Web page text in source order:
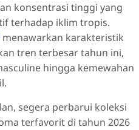
konsentrasi tinggi yang
terhadap iklim tropis.
menawarkan karakteristik
tren terbesar tahun ini,
hingga kemewahan
segera perbarui koleksi
terfavorit di tahun 2026